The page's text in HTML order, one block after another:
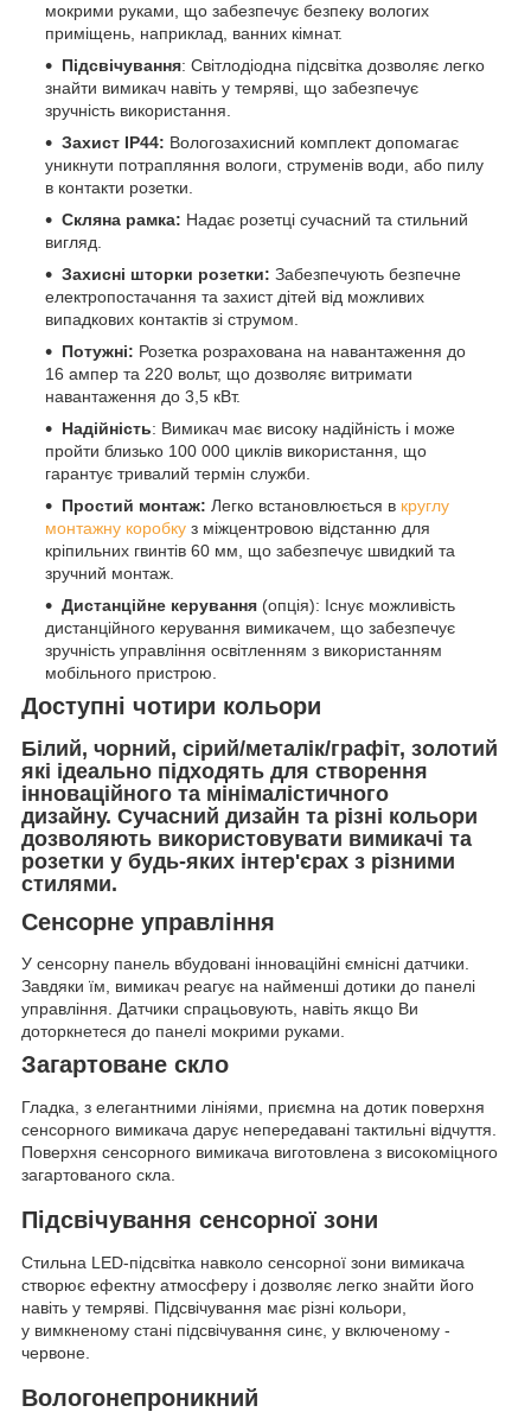
мокрими руками, що забезпечує безпеку вологих
приміщень, наприклад, ванних кімнат.
Підсвічування: Світлодіодна підсвітка дозволяє легко
знайти вимикач навіть у темряві, що забезпечує
зручність використання.
Захист IP44: Вологозахисний комплект допомагає
уникнути потрапляння вологи, струменів води, або пилу
в контакти розетки.
Скляна рамка: Надає розетці сучасний та стильний
вигляд.
Захисні шторки розетки: Забезпечують безпечне
електропостачання та захист дітей від можливих
випадкових контактів зі струмом.
Потужні: Розетка розрахована на навантаження до
16 ампер та 220 вольт, що дозволяє витримати
навантаження до 3,5 кВт.
Надійність: Вимикач має високу надійність і може
пройти близько 100 000 циклів використання, що
гарантує тривалий термін служби.
Простий монтаж: Легко встановлюється в круглу
монтажну коробку з міжцентровою відстанню для
кріпильних гвинтів 60 мм, що забезпечує швидкий та
зручний монтаж.
Дистанційне керування (опція): Існує можливість
дистанційного керування вимикачем, що забезпечує
зручність управління освітленням з використанням
мобільного пристрою.
Доступні чотири кольори
Білий, чорний, сірий/металік/графіт, золотий
які ідеально підходять для створення
інноваційного та мінімалістичного
дизайну. Сучасний дизайн та різні кольори
дозволяють використовувати вимикачі та
розетки у будь-яких інтер'єрах з різними
стилями.
Сенсорне управління
У сенсорну панель вбудовані інноваційні ємнісні датчики.
Завдяки їм, вимикач реагує на найменші дотики до панелі
управління. Датчики спрацьовують, навіть якщо Ви
доторкнетеся до панелі мокрими руками.
Загартоване скло
Гладка, з елегантними лініями, приємна на дотик поверхня
сенсорного вимикача дарує непередавані тактильні відчуття.
Поверхня сенсорного вимикача виготовлена з високоміцного
загартованого скла.
Підсвічування сенсорної зони
Стильна LED-підсвітка навколо сенсорної зони вимикача
створює ефектну атмосферу і дозволяє легко знайти його
навіть у темряві. Підсвічування має різні кольори,
у вимкненому стані підсвічування синє, у включеному -
червоне.
Вологонепроникний